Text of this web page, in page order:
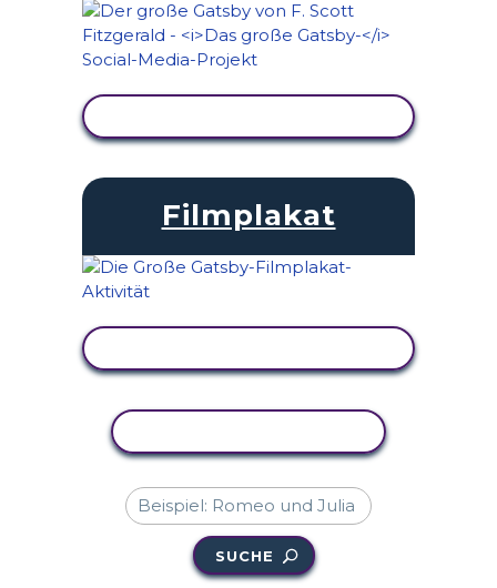
Filmplakat
SUCHE